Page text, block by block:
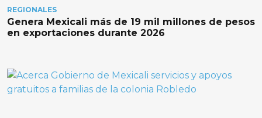
REGIONALES
Genera Mexicali más de 19 mil millones de pesos
en exportaciones durante 2026